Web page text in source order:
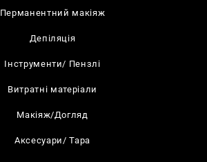
Перманентний макіяж
Депіляція
Інструменти/ Пензлі
Витратні матеріали
Макіяж/Догляд
Аксесуари/ Тара